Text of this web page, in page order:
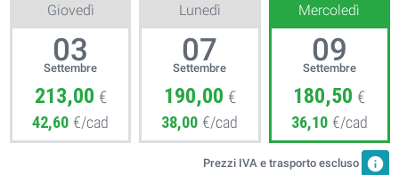
Giovedì
03
Settembre
213,00 €
42,60 €/cad
Lunedì
07
Settembre
190,00 €
38,00 €/cad
Mercoledì
09
Settembre
180,50 €
36,10 €/cad
Prezzi IVA e trasporto escluso info